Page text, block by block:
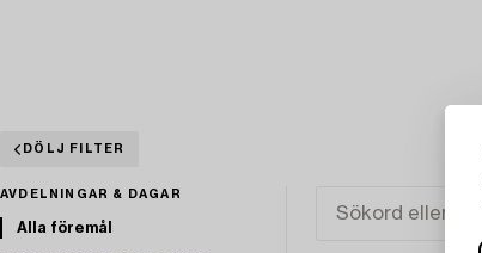
DÖLJ FILTER
AVDELNINGAR & DAGAR
Alla föremål